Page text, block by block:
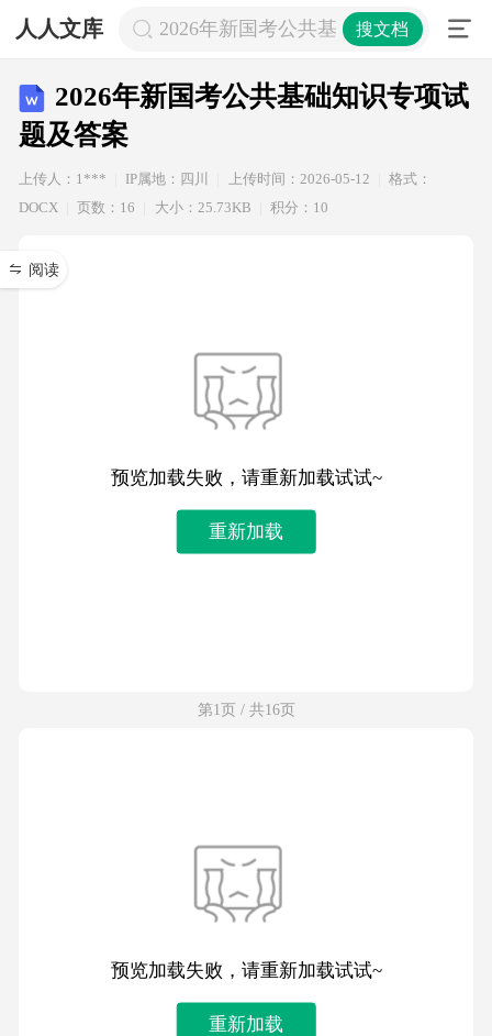
人人文库 2026年新国考公共基础知识专项试题
搜文档
2026年新国考公共基础知识专项试
题及答案
上传人：1*** IP属地：四川 上传时间：2026-05-12
格式：
DOCX
页数：16 大小：25.73KB 积分：10
阅读
预览加载失败，请重新加载试试~
重新加载
第1页 / 共16页
预览加载失败，请重新加载试试~
重新加载